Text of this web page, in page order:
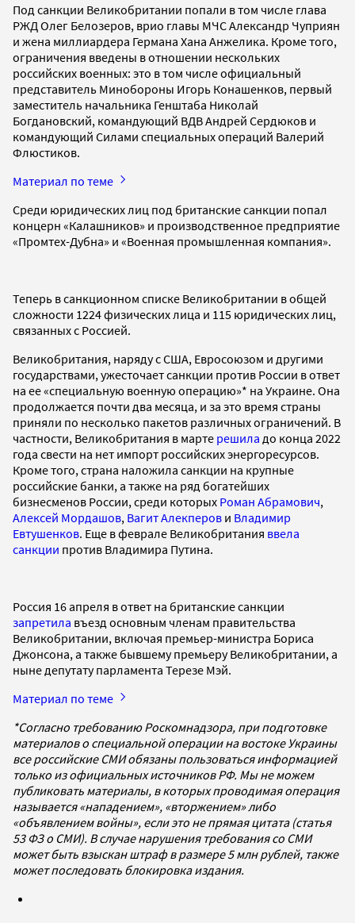
Под санкции Великобритании попали в том числе глава
РЖД Олег Белозеров, врио главы МЧС Александр Чуприян
и жена миллиардера Германа Хана Анжелика. Кроме того,
ограничения введены в отношении нескольких
российских военных: это в том числе официальный
представитель Минобороны Игорь Конашенков, первый
заместитель начальника Генштаба Николай
Богдановский, командующий ВДВ Андрей Сердюков и
командующий Силами специальных операций Валерий
Флюстиков.
Материал по теме
Среди юридических лиц под британские санкции попал
концерн «Калашников» и производственное предприятие
«Промтех-Дубна» и «Военная промышленная компания».
Теперь в санкционном списке Великобритании в общей
сложности 1224 физических лица и 115 юридических лиц,
связанных с Россией.
Великобритания, наряду с США, Евросоюзом и другими
государствами, ужесточает санкции против России в ответ
на ее «специальную военную операцию»* на Украине. Она
продолжается почти два месяца, и за это время страны
приняли по несколько пакетов различных ограничений. В
частности, Великобритания в марте решила до конца 2022
года свести на нет импорт российских энергоресурсов.
Кроме того, страна наложила санкции на крупные
российские банки, а также на ряд богатейших
бизнесменов России, среди которых Роман Абрамович,
Алексей Мордашов, Вагит Алекперов и Владимир
Евтушенков. Еще в феврале Великобритания ввела
санкции против Владимира Путина.
Россия 16 апреля в ответ на британские санкции
запретила въезд основным членам правительства
Великобритании, включая премьер-министра Бориса
Джонсона, а также бывшему премьеру Великобритании, а
ныне депутату парламента Терезе Мэй.
Материал по теме
*Согласно требованию Роскомнадзора, при подготовке
материалов о специальной операции на востоке Украины
все российские СМИ обязаны пользоваться информацией
только из официальных источников РФ. Мы не можем
публиковать материалы, в которых проводимая операция
называется «нападением», «вторжением» либо
«объявлением войны», если это не прямая цитата (статья
53 ФЗ о СМИ). В случае нарушения требования со СМИ
может быть взыскан штраф в размере 5 млн рублей, также
может последовать блокировка издания.